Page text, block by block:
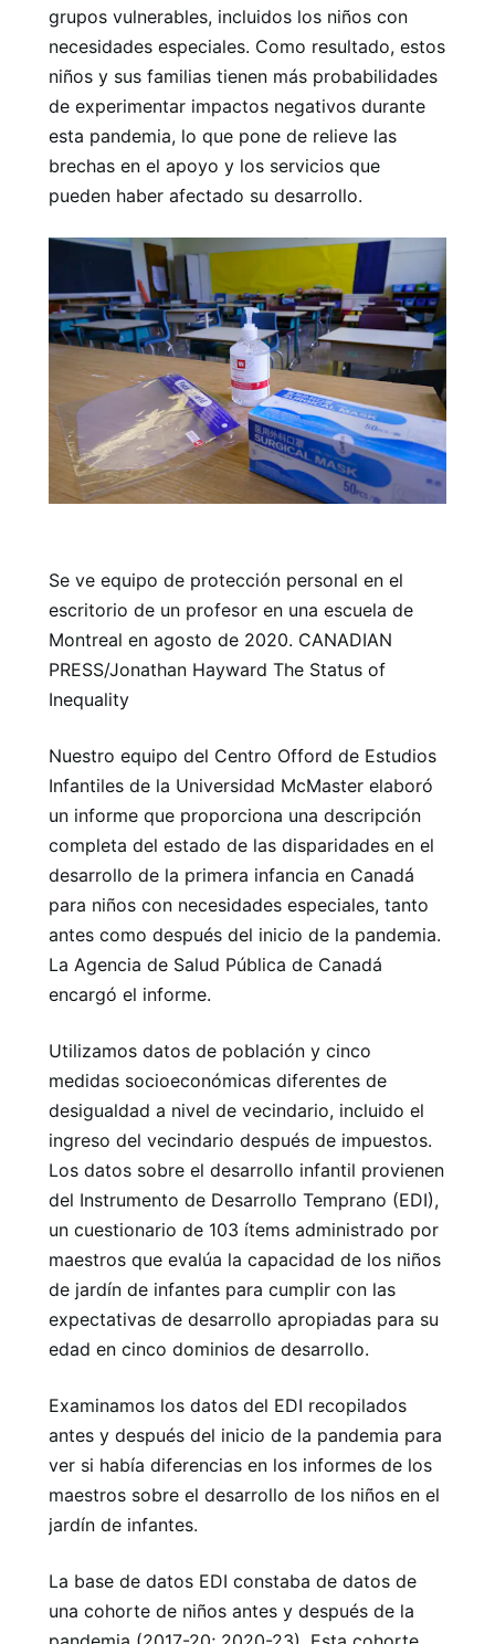
grupos vulnerables, incluidos los niños con
necesidades especiales. Como resultado, estos
niños y sus familias tienen más probabilidades
de experimentar impactos negativos durante
esta pandemia, lo que pone de relieve las
brechas en el apoyo y los servicios que
pueden haber afectado su desarrollo.
Se ve equipo de protección personal en el
escritorio de un profesor en una escuela de
Montreal en agosto de 2020. CANADIAN
PRESS/Jonathan Hayward The Status of
Inequality
Nuestro equipo del Centro Offord de Estudios
Infantiles de la Universidad McMaster elaboró ​​
un informe que proporciona una descripción
completa del estado de las disparidades en el
desarrollo de la primera infancia en Canadá
para niños con necesidades especiales, tanto
antes como después del inicio de la pandemia.
La Agencia de Salud Pública de Canadá
encargó el informe.
Utilizamos datos de población y cinco
medidas socioeconómicas diferentes de
desigualdad a nivel de vecindario, incluido el
ingreso del vecindario después de impuestos.
Los datos sobre el desarrollo infantil provienen
del Instrumento de Desarrollo Temprano (EDI),
un cuestionario de 103 ítems administrado por
maestros que evalúa la capacidad de los niños
de jardín de infantes para cumplir con las
expectativas de desarrollo apropiadas para su
edad en cinco dominios de desarrollo.
Examinamos los datos del EDI recopilados
antes y después del inicio de la pandemia para
ver si había diferencias en los informes de los
maestros sobre el desarrollo de los niños en el
jardín de infantes.
La base de datos EDI constaba de datos de
una cohorte de niños antes y después de la